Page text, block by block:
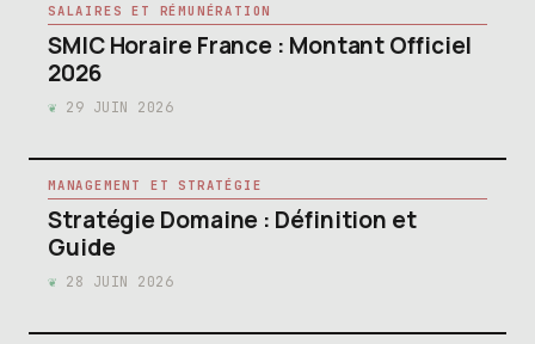
SALAIRES ET RÉMUNÉRATION
SMIC Horaire France : Montant Officiel
2026
29 JUIN 2026
MANAGEMENT ET STRATÉGIE
Stratégie Domaine : Définition et
Guide
28 JUIN 2026